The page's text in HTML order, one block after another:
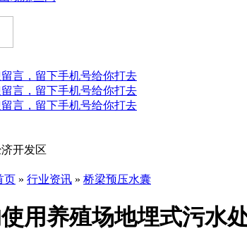
开发区
页 » 行业资讯 » 桥梁预压水囊
用养殖场地埋式污水